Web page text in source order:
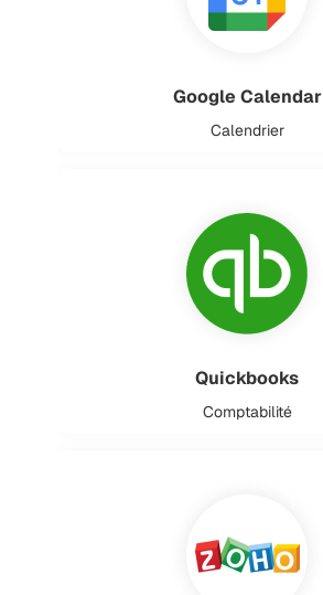
Google Calendar
Calendrier
Quickbooks
Comptabilité